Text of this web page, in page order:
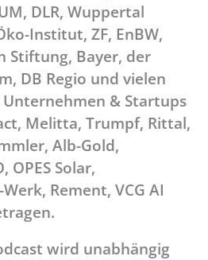
DLR, Wuppertal
Institut, ZF, EnBW,
Stiftung, Bayer, der
DB Regio und vielen
& Startups
Melitta, Trumpf, Rittal,
Alb-Gold,
OPES Solar,
Rement, VCG AI
wird unabhängig